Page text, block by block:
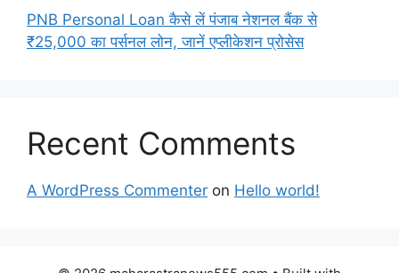
PNB Personal Loan कैसे लें पंजाब नेशनल बैंक से
₹25,000 का पर्सनल लोन, जानें एप्लीकेशन प्रोसेस
Recent Comments
A WordPress Commenter on Hello world!